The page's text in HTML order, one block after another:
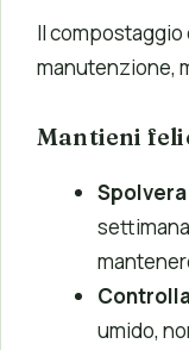
Il compostaggio
manutenzione,
Mantieni
umido,